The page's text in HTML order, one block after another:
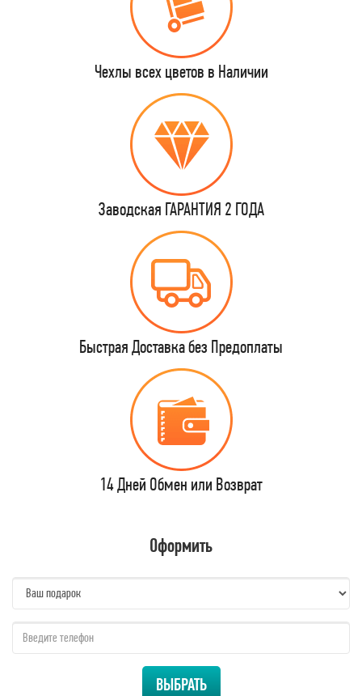
Чехлы всех цветов в Наличии
Заводская ГАРАНТИЯ 2 ГОДА
Быстрая Доставка без Предоплаты
14 Дней Обмен или Возврат
Оформить
ВЫБРАТЬ